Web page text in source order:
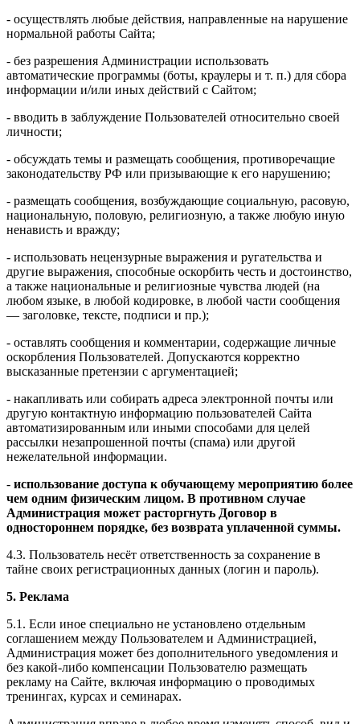
- осуществлять любые действия, направленные на нарушение
нормальной работы Сайта;
- без разрешения Администрации использовать
автоматические программы (боты, краулеры и т. п.) для сбора
информации и/или иных действий с Сайтом;
- вводить в заблуждение Пользователей относительно своей
личности;
- обсуждать темы и размещать сообщения, противоречащие
законодательству РФ или призывающие к его нарушению;
- размещать сообщения, возбуждающие социальную, расовую,
национальную, половую, религиозную, а также любую иную
ненависть и вражду;
- использовать нецензурные выражения и ругательства и
другие выражения, способные оскорбить честь и достоинство,
а также национальные и религиозные чувства людей (на
любом языке, в любой кодировке, в любой части сообщения
— заголовке, тексте, подписи и пр.);
- оставлять сообщения и комментарии, содержащие личные
оскорбления Пользователей. Допускаются корректно
высказанные претензии с аргументацией;
- накапливать или собирать адреса электронной почты или
другую контактную информацию пользователей Сайта
автоматизированным или иными способами для целей
рассылки незапрошенной почты (спама) или другой
нежелательной информации.
- использование доступа к обучающему мероприятию более
чем одним физическим лицом. В противном случае
Администрация может расторгнуть Договор в
одностороннем порядке, без возврата уплаченной суммы.
4.3. Пользователь несёт ответственность за сохранение в
тайне своих регистрационных данных (логин и пароль).
5. Реклама
5.1. Если иное специально не установлено отдельным
соглашением между Пользователем и Администрацией,
Администрация может без дополнительного уведомления и
без какой-либо компенсации Пользователю размещать
рекламу на Сайте, включая информацию о проводимых
тренингах, курсах и семинарах.